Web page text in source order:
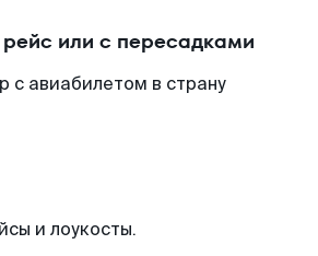
или с пересадками
с авиабилетом в страну
и лоукосты.